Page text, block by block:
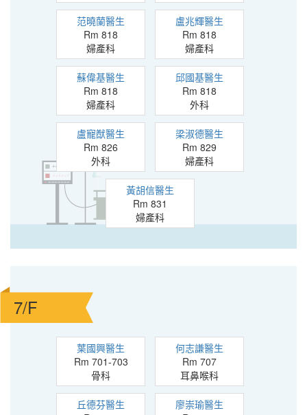
范曉蘭醫生
Rm 818
婦產科
盧兆輝醫生
Rm 818
婦產科
蘇偉基醫生
Rm 818
婦產科
邱國基醫生
Rm 818
外科
盧寵猷醫生
Rm 826
外科
梁淑德醫生
Rm 829
婦產科
黃胡信醫生
Rm 831
婦產科
7/F
葉國興醫生
Rm 701-703
骨科
何志謙醫生
Rm 707
耳鼻喉科
丘德芬醫生
廖崇瑜醫生